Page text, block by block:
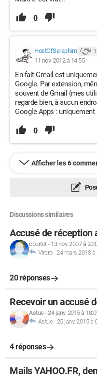
0
HostOfSeraphim
11 nov. 2012 à 14:55
En fait Gmail est
Google. Par extension,
souvent de Gmail (mes
regarde bien, à aucun
Google Apps :
0
Afficher les 6
Discussions similaires
Accusé de réception
courtot- 13 nov. 2007 à
Vircro-24 mars 2018 à
20 réponses
Recevoir un accusé
Astue-24 janv. 2015 à
Astue-25 janv. 2015 à
4 réponses
Mails YAHOO.FR,